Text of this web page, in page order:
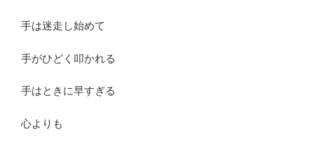
手は迷走し始めて
手がひどく叩かれる
手はときに早すぎる
心よりも